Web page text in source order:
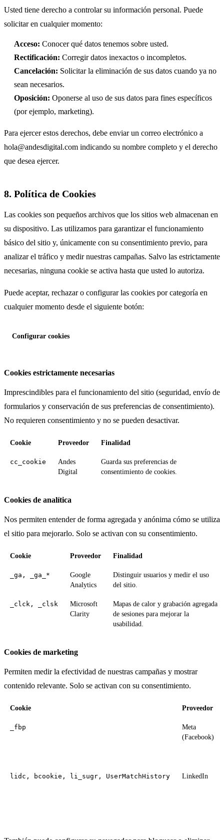
Usted tiene derecho a controlar su información personal. Puede
solicitar en cualquier momento:
Acceso: Conocer qué datos tenemos sobre usted.
Rectificación: Corregir datos inexactos o incompletos.
Cancelación: Solicitar la eliminación de sus datos cuando ya no
sean necesarios.
Oposición: Oponerse al uso de sus datos para fines específicos
(por ejemplo, marketing).
Para ejercer estos derechos, debe enviar un correo electrónico a
hola@andesdigital.com indicando su nombre completo y el derecho
que desea ejercer.
8. Política de Cookies
Las cookies son pequeños archivos que los sitios web almacenan en
su dispositivo. Las utilizamos para garantizar el funcionamiento
básico del sitio y, únicamente con su consentimiento previo, para
analizar el tráfico y medir nuestras campañas. Salvo las estrictamente
necesarias, ninguna cookie se activa hasta que usted lo autoriza.
Puede aceptar, rechazar o configurar las cookies por categoría en
cualquier momento desde el siguiente botón:
Configurar cookies
Cookies estrictamente necesarias
Imprescindibles para el funcionamiento del sitio (seguridad, envío de
formularios y conservación de sus preferencias de consentimiento).
No requieren consentimiento y no se pueden desactivar.
Cookie Proveedor Finalidad
cc_cookie
Andes
Digital
Guarda sus preferencias de
consentimiento de cookies.
Cookies de analítica
Nos permiten entender de forma agregada y anónima cómo se utiliza
el sitio para mejorarlo. Solo se activan con su consentimiento.
Cookie Proveedor Finalidad
_ga, _ga_*
Google
Analytics
Distinguir usuarios y medir el uso
del sitio.
_clck, _clsk
Microsoft
Clarity
Mapas de calor y grabación agregada
de sesiones para mejorar la
usabilidad.
Cookies de marketing
Permiten medir la efectividad de nuestras campañas y mostrar
contenido relevante. Solo se activan con su consentimiento.
Cookie Proveedor
_fbp
Meta
(Facebook)
lidc, bcookie, li_sugr, UserMatchHistory LinkedIn